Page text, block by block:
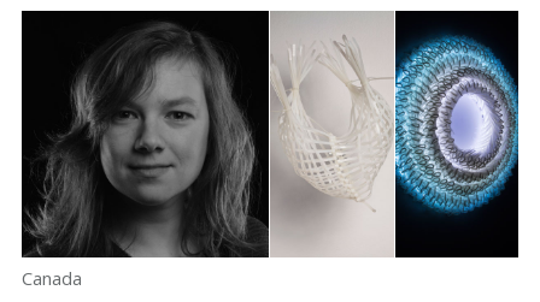
Canada